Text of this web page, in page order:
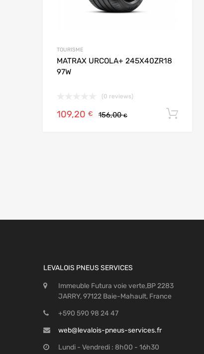
TOURISME
MATRAX URCOLA+ 245X40ZR18
97W
(0 reviews)
156,00€
109,20 €
LEVALOIS PNEUS SERVICES
Immeuble Futura voie verte,BP 2283
JARRY, 97122 Baie-Mahault, France
+590 590 98 24 47
web@levalois-pneus-services.fr
Lundi - Vendredi : 8h00 - 16h30